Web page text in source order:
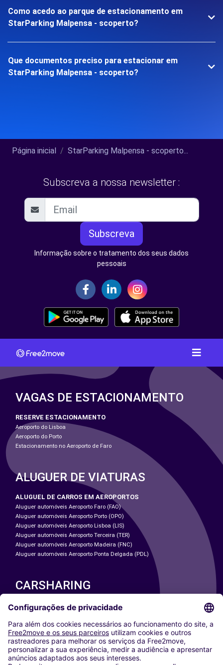
Como acedo ao parque de estacionamento em
StarParking Malpensa - scoperto?
Que documentos preciso para estacionar em
StarParking Malpensa - scoperto?
Página inicial StarParking Malpensa - scoperto...
Subscreva a nossa newsletter :
Subscreva
Informação sobre o tratamento dos seus dados
pessoais
VAGAS DE ESTACIONAMENTO
RESERVE ESTACIONAMENTO
Aeroporto do Lisboa
Aeroporto do Porto
Estacionamento no Aeroporto de Faro
ALUGUER DE VIATURAS
ALUGUEL DE CARROS EM AEROPORTOS
Aluguer automóveis Aeroporto Faro (FAO)
Aluguer automóveis Aeroporto Porto (OPO)
Aluguer automóveis Aeroporto Lisboa (LIS)
Aluguer automóveis Aeroporto Terceira (TER)
Aluguer automóveis Aeroporto Madeira (FNC)
Aluguer automóveis Aeroporto Ponta Delgada (PDL)
CARSHARING
NOSSAS CIDADES
Washington DC
Milan
Rome
Turin
Vienna